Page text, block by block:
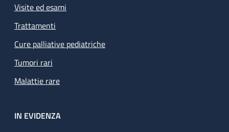
Visite ed esami
Trattamenti
Cure palliative pediatriche
Tumori rari
Malattie rare
IN EVIDENZA